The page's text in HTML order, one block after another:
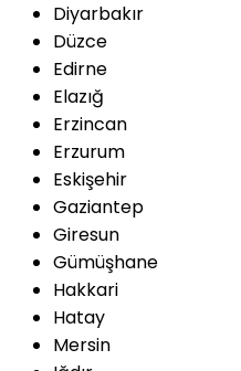
Diyarbakır
Düzce
Edirne
Elazığ
Erzincan
Erzurum
Eskişehir
Gaziantep
Giresun
Gümüşhane
Hakkari
Hatay
Mersin